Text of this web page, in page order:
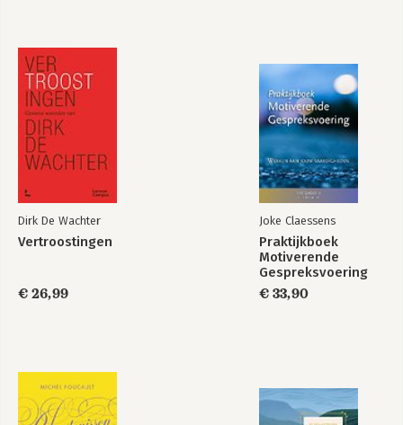
Dirk De Wachter
Vertroostingen
€ 26,99
Joke Claessens
Praktijkboek
Motiverende
Gespreksvoering
€ 33,90